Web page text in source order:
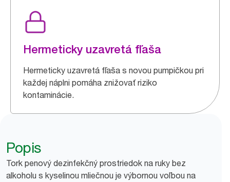
Hermeticky uzavretá fľaša
Hermeticky uzavretá fľaša s novou pumpičkou pri
každej náplni pomáha znižovať riziko
kontaminácie.
Popis
Tork penový dezinfekčný prostriedok na ruky bez
alkoholu s kyselinou mliečnou je výbornou voľbou na